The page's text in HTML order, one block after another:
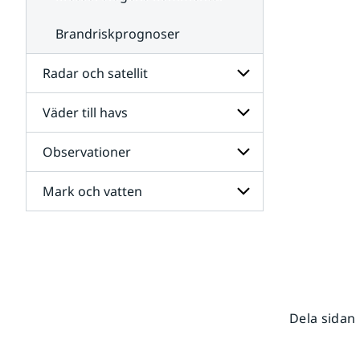
Brandriskprognoser
Radar och satellit
Undersidor
för
Radar
och
satellit
Väder till havs
Undersidor
för
Väder
till
havs
Observationer
Undersidor
för
Mark och vatten
Dela sidan